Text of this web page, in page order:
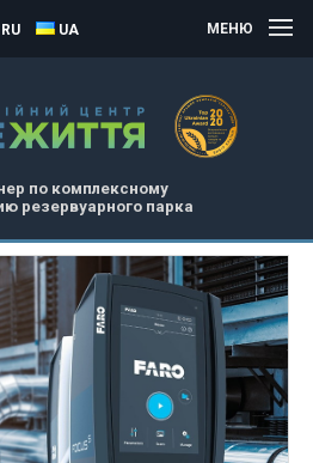
по комплексному
резервуарного парка
МЕНЮ
RU UA